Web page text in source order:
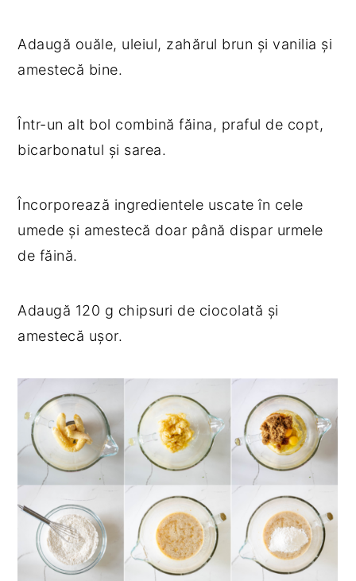
Adaugă ouăle, uleiul, zahărul brun și vanilia și
amestecă bine.
Într-un alt bol combină făina, praful de copt,
bicarbonatul și sarea.
Încorporează ingredientele uscate în cele
umede și amestecă doar până dispar urmele
de făină.
Adaugă 120 g chipsuri de ciocolată și
amestecă ușor.